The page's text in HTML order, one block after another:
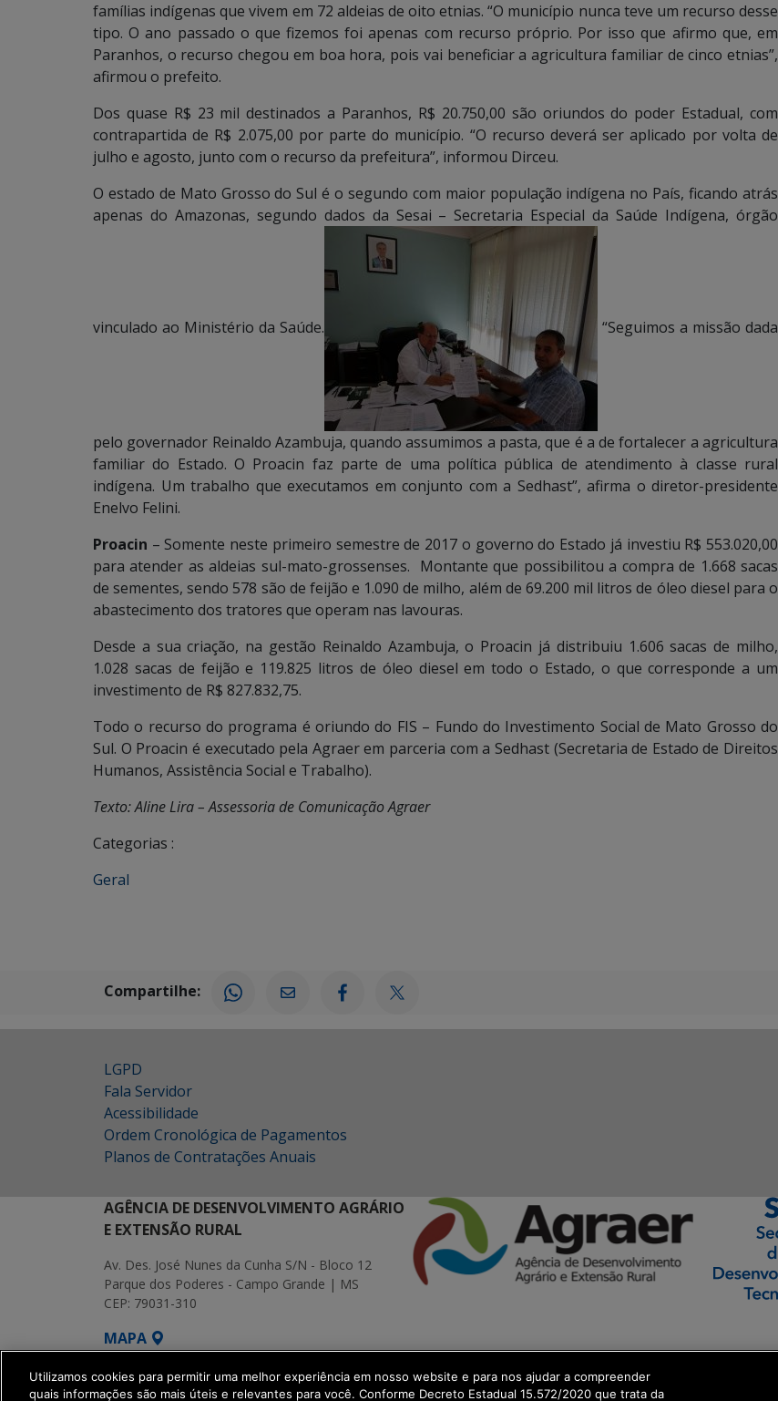
famílias indígenas que vivem em 72 aldeias de oito etnias. “O município nunca teve um recurso desse
tipo. O ano passado o que fizemos foi apenas com recurso próprio. Por isso que afirmo que, em
Paranhos, o recurso chegou em boa hora, pois vai beneficiar a agricultura familiar de cinco etnias”,
afirmou o prefeito.
Dos quase R$ 23 mil destinados a Paranhos, R$ 20.750,00 são oriundos do poder Estadual, com
contrapartida de R$ 2.075,00 por parte do município. “O recurso deverá ser aplicado por volta de
julho e agosto, junto com o recurso da prefeitura”, informou Dirceu.
O estado de Mato Grosso do Sul é o segundo com maior população indígena no País, ficando atrás
apenas do Amazonas, segundo dados da Sesai – Secretaria Especial da Saúde Indígena, órgão
vinculado ao Ministério da Saúde. “Seguimos a missão dada
pelo governador Reinaldo Azambuja, quando assumimos a pasta, que é a de fortalecer a agricultura
familiar do Estado. O Proacin faz parte de uma política pública de atendimento à classe rural
indígena. Um trabalho que executamos em conjunto com a Sedhast”, afirma o diretor-presidente
Enelvo Felini.
Proacin – Somente neste primeiro semestre de 2017 o governo do Estado já investiu R$ 553.020,00
para atender as aldeias sul-mato-grossenses. Montante que possibilitou a compra de 1.668 sacas
de sementes, sendo 578 são de feijão e 1.090 de milho, além de 69.200 mil litros de óleo diesel para o
abastecimento dos tratores que operam nas lavouras.
Desde a sua criação, na gestão Reinaldo Azambuja, o Proacin já distribuiu 1.606 sacas de milho,
1.028 sacas de feijão e 119.825 litros de óleo diesel em todo o Estado, o que corresponde a um
investimento de R$ 827.832,75.
Todo o recurso do programa é oriundo do FIS – Fundo do Investimento Social de Mato Grosso do
Sul. O Proacin é executado pela Agraer em parceria com a Sedhast (Secretaria de Estado de Direitos
Humanos, Assistência Social e Trabalho).
Texto: Aline Lira – Assessoria de Comunicação Agraer
Categorias :
Geral
Compartilhe:
LGPD
Fala Servidor
Acessibilidade
Ordem Cronológica de Pagamentos
Planos de Contratações Anuais
AGÊNCIA DE DESENVOLVIMENTO AGRÁRIO
E EXTENSÃO RURAL
Av. Des. José Nunes da Cunha S/N - Bloco 12
Parque dos Poderes - Campo Grande | MS
CEP: 79031-310
MAPA
SETDIG | Secretaria-Executiva de Transformação Digital
Utilizamos cookies para permitir uma melhor experiência em nosso website e para nos ajudar a compreender
quais informações são mais úteis e relevantes para você. Conforme Decreto Estadual 15.572/2020 que trata da